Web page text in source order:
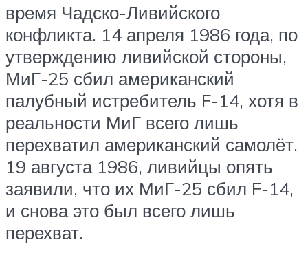
время Чадско-Ливийского
конфликта. 14 апреля 1986 года, по
утверждению ливийской стороны,
МиГ-25 сбил американский
палубный истребитель F-14, хотя в
реальности МиГ всего лишь
перехватил американский самолёт.
19 августа 1986, ливийцы опять
заявили, что их МиГ-25 сбил F-14,
и снова это был всего лишь
перехват.